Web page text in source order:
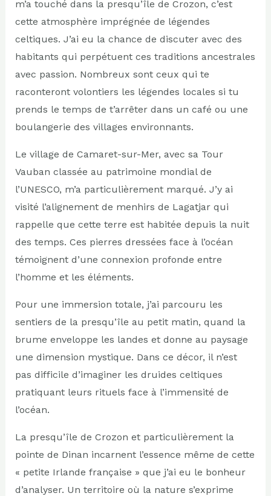
m’a touché dans la presqu’île de Crozon, c’est
cette atmosphère imprégnée de légendes
celtiques. J’ai eu la chance de discuter avec des
habitants qui perpétuent ces traditions ancestrales
avec passion. Nombreux sont ceux qui te
raconteront volontiers les légendes locales si tu
prends le temps de t’arrêter dans un café ou une
boulangerie des villages environnants.
Le village de Camaret-sur-Mer, avec sa Tour
Vauban classée au patrimoine mondial de
l’UNESCO, m’a particulièrement marqué. J’y ai
visité l’alignement de menhirs de Lagatjar qui
rappelle que cette terre est habitée depuis la nuit
des temps. Ces pierres dressées face à l’océan
témoignent d’une connexion profonde entre
l’homme et les éléments.
Pour une immersion totale, j’ai parcouru les
sentiers de la presqu’île au petit matin, quand la
brume enveloppe les landes et donne au paysage
une dimension mystique. Dans ce décor, il n’est
pas difficile d’imaginer les druides celtiques
pratiquant leurs rituels face à l’immensité de
l’océan.
La presqu’île de Crozon et particulièrement la
pointe de Dinan incarnent l’essence même de cette
« petite Irlande française » que j’ai eu le bonheur
d’analyser. Un territoire où la nature s’exprime